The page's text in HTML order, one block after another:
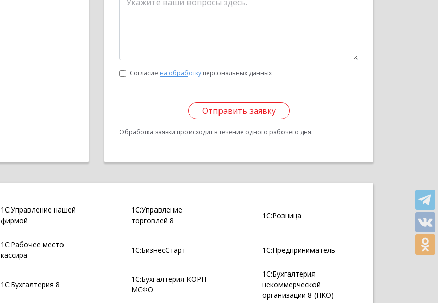
Согласие на обработку персональных данных
Отправить заявку
Обработка заявки происходит в течение одного рабочего дня.
1С:Управление нашей
фирмой
1С:Управление
торговлей 8
1С:Розница
1С:Рабочее место
кассира
1С:БизнесСтарт 1С:Предприниматель
1С:Бухгалтерия 8
1С:Бухгалтерия КОРП
МСФО
1С:Бухгалтерия
некоммерческой
организации 8 (НКО)